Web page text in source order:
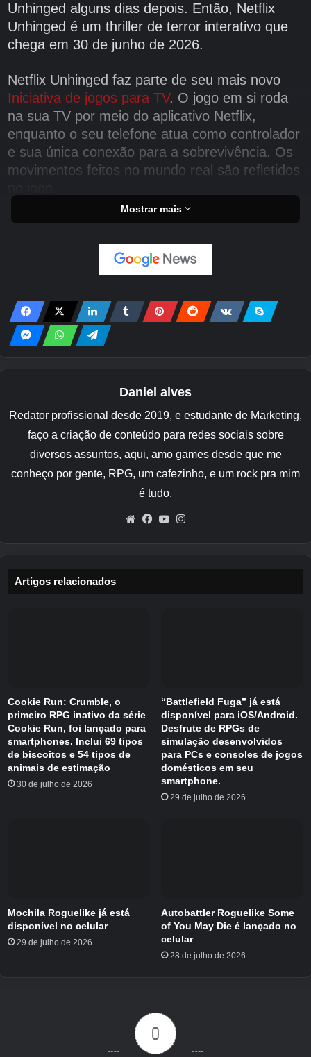
Unhinged alguns dias depois. Então, Netflix
Unhinged é um thriller de terror interativo que
chega em 30 de junho de 2026.
Netflix Unhinged faz parte de seu mais novo
Iniciativa de jogos para TV. O jogo em si roda
na sua TV por meio do aplicativo Netflix,
enquanto o seu telefone atua como controlador
e sua única conexão para a sobrevivência. Os
movimentos feitos no mundo real são refletidos
Netflix Unhinged traz vozes
populares para o jogo
Batman e Caught Stealing, como Ava. Sadie
Sink de Stranger Things interpreta Claire,
melhor amiga de Ava. Troy Baker de The Last
A configuração começa com Ava presa dentro
de um prédio durante um furacão de categoria
5. Faltou energia e o tempo lá fora está
piorando. Ava acredita que está sozinha, mas
essa suposição não dura muito.
lá fora, acontecimentos estranhos começam a
mas ninguém responde. Em pouco tempo, Ava
percebe que há outra presença em algum lugar
do prédio.
Você move fisicamente seu telefone para
controlar as mãos e a lanterna de Ava
enquanto procura salas e corredores escuros.
continuam na TV. Ele cria uma experiência de
tela dividida, onde a TV e o telefone funcionam
juntos.
morrer e você pode progredir na história sem
se preocupar em falhar. Por outro lado, o Modo
Mostrar mais
Daniel alves
Redator profissional desde 2019, e estudante de Marketing,
faço a criação de conteúdo para redes sociais sobre
diversos assuntos, aqui, amo games desde que me
conheço por gente, RPG, um cafezinho, e um rock pra mim
é tudo.
WebsiteFacebook
YouTube
Artigos relacionados
Cookie Run: Crumble, o
primeiro RPG inativo da série
Cookie Run, foi lançado para
smartphones. Inclui 69 tipos
de biscoitos e 54 tipos de
animais de estimação
30 de julho de 2026
“Battlefield Fuga” já está
disponível para iOS/Android.
Desfrute de RPGs de
simulação desenvolvidos
para PCs e consoles de jogos
domésticos em seu
smartphone.
29 de julho de 2026
Mochila Roguelike já está
disponível no celular
29 de julho de 2026
Autobattler Roguelike Some
of You May Die é lançado no
celular
28 de julho de 2026
0